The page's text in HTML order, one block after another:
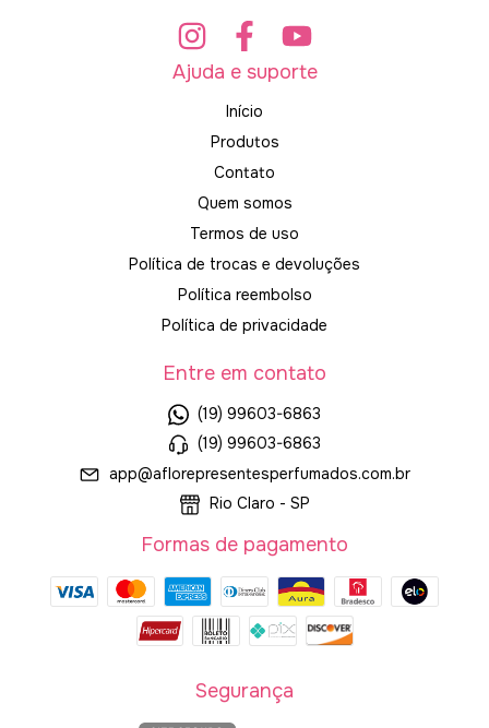
Ajuda e suporte
Início
Produtos
Contato
Quem somos
Termos de uso
Política de trocas e devoluções
Política reembolso
Política de privacidade
Entre em contato
(19) 99603-6863
(19) 99603-6863
app@aflorepresentesperfumados.com.br
Rio Claro - SP
Formas de pagamento
Segurança